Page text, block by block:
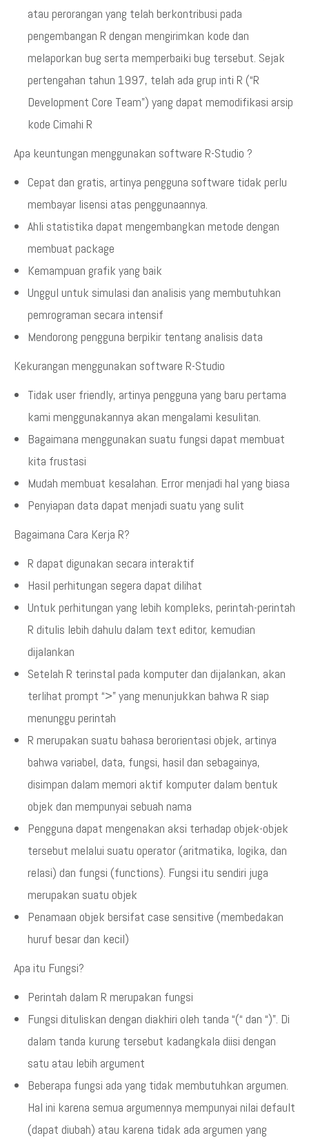
atau perorangan yang telah berkontribusi pada
pengembangan R dengan mengirimkan kode dan
melaporkan bug serta memperbaiki bug tersebut. Sejak
pertengahan tahun 1997, telah ada grup inti R (“R
Development Core Team”) yang dapat memodifikasi arsip
kode Cimahi R
Apa keuntungan menggunakan software R-Studio ?
Cepat dan gratis, artinya pengguna software tidak perlu
membayar lisensi atas penggunaannya.
Ahli statistika dapat mengembangkan metode dengan
membuat package
Kemampuan grafik yang baik
Unggul untuk simulasi dan analisis yang membutuhkan
pemrograman secara intensif
Mendorong pengguna berpikir tentang analisis data
Kekurangan menggunakan software R-Studio
Tidak user friendly, artinya pengguna yang baru pertama
kami menggunakannya akan mengalami kesulitan.
Bagaimana menggunakan suatu fungsi dapat membuat
kita frustasi
Mudah membuat kesalahan. Error menjadi hal yang biasa
Penyiapan data dapat menjadi suatu yang sulit
Bagaimana Cara Kerja R?
R dapat digunakan secara interaktif
Hasil perhitungan segera dapat dilihat
Untuk perhitungan yang lebih kompleks, perintah-perintah
R ditulis lebih dahulu dalam text editor, kemudian
dijalankan
Setelah R terinstal pada komputer dan dijalankan, akan
terlihat prompt “>” yang menunjukkan bahwa R siap
menunggu perintah
R merupakan suatu bahasa berorientasi objek, artinya
bahwa variabel, data, fungsi, hasil dan sebagainya,
disimpan dalam memori aktif komputer dalam bentuk
objek dan mempunyai sebuah nama
Pengguna dapat mengenakan aksi terhadap objek-objek
tersebut melalui suatu operator (aritmatika, logika, dan
relasi) dan fungsi (functions). Fungsi itu sendiri juga
merupakan suatu objek
Penamaan objek bersifat case sensitive (membedakan
huruf besar dan kecil)
Apa itu Fungsi?
Perintah dalam R merupakan fungsi
Fungsi dituliskan dengan diakhiri oleh tanda “(“ dan “)”. Di
dalam tanda kurung tersebut kadangkala diisi dengan
satu atau lebih argument
Beberapa fungsi ada yang tidak membutuhkan argumen.
Hal ini karena semua argumennya mempunyai nilai default
(dapat diubah) atau karena tidak ada argumen yang